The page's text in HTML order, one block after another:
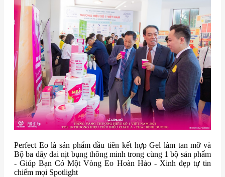
Perfect Eo là sản phẩm đầu tiên kết hợp Gel làm tan mỡ và
Bộ ba dây đai nịt bụng thông minh trong cùng 1 bộ sản phẩm
- Giúp Bạn Có Một Vòng Eo Hoàn Hảo - Xinh đẹp tự tin
chiếm mọi Spotlight